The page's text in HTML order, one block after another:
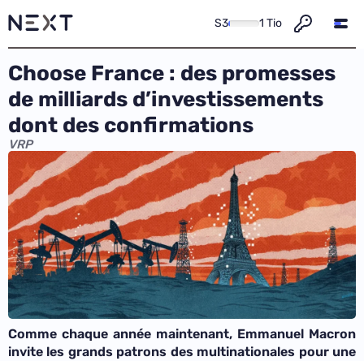
S3 1 Tio
Choose France : des promesses
de milliards d’investissements
dont des confirmations
VRP
Comme chaque année maintenant, Emmanuel Macron
invite les grands patrons des multinationales pour une